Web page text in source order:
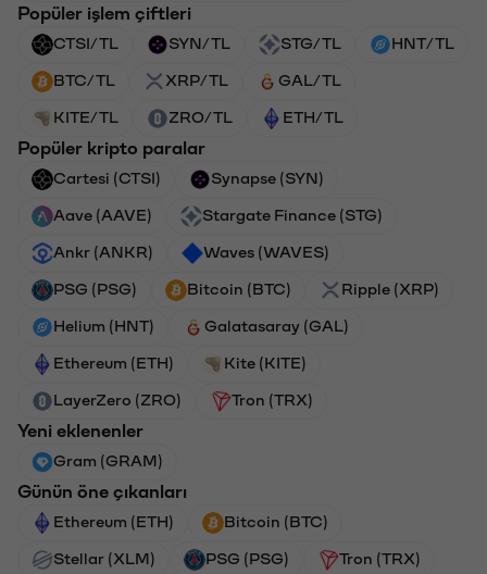
Popüler işlem çiftleri
CTSI/TL SYN/TL STG/TL HNT/TL
BTC/TL XRP/TL GAL/TL
KITE/TL ZRO/TL ETH/TL
Popüler kripto paralar
Cartesi (CTSI) Synapse (SYN)
Aave (AAVE) Stargate Finance (STG)
Ankr (ANKR) Waves (WAVES)
PSG (PSG) Bitcoin (BTC) Ripple (XRP)
Helium (HNT) Galatasaray (GAL)
Ethereum (ETH) Kite (KITE)
LayerZero (ZRO) Tron (TRX)
Yeni eklenenler
Gram (GRAM)
Günün öne çıkanları
Ethereum (ETH) Bitcoin (BTC)
Stellar (XLM) PSG (PSG) Tron (TRX)